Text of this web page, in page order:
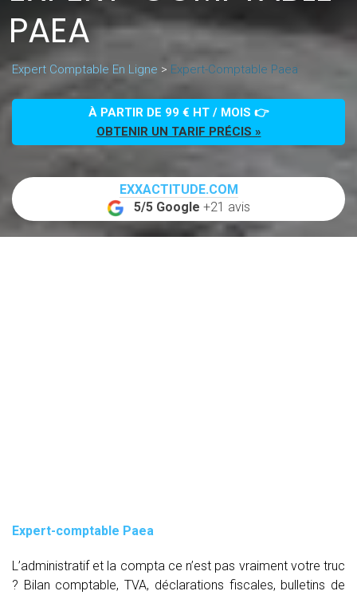
PAEA
Expert Comptable En Ligne > Expert-Comptable Paea
À PARTIR DE 99 € HT / MOIS 👉
OBTENIR UN TARIF PRÉCIS »
EXXACTITUDE.COM
5/5 Google +21 avis
Expert-comptable Paea
L’administratif et la compta ce n’est pas vraiment votre truc
? Bilan comptable, TVA, déclarations fiscales, bulletins de